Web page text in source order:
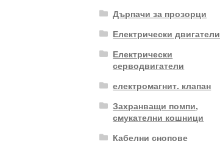
Дърпачи за прозорци
Електрически двигатели
Електрически
серводвигатели
електромагнит. клапан
Захранващи помпи,
смукателни кошници
Кабелни снопове